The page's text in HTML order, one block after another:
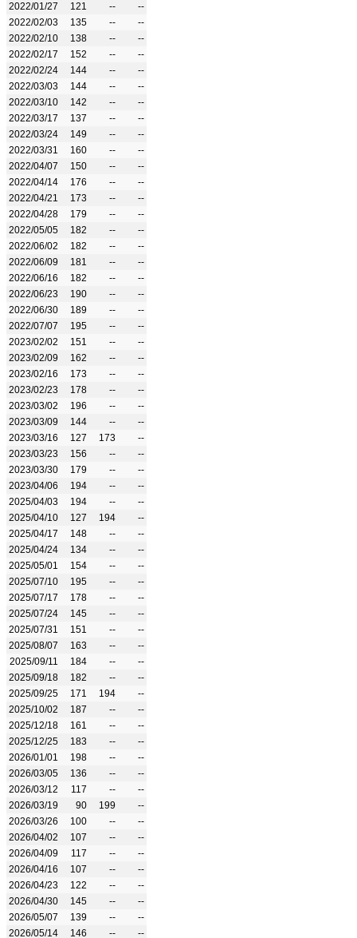
2022/01/27
121 --
--
2022/02/03
135 --
--
2022/02/10
138 --
--
2022/02/17
152 --
--
2022/02/24
144 --
--
2022/03/03
144 --
--
2022/03/10
142 --
--
2022/03/17
137 --
--
2022/03/24
149 --
--
2022/03/31
160 --
--
2022/04/07
150 --
--
2022/04/14
176 --
--
2022/04/21
173 --
--
2022/04/28
179 --
--
2022/05/05
182 --
--
2022/06/02
182 --
--
2022/06/09
181 --
--
2022/06/16
182 --
--
2022/06/23
190 --
--
2022/06/30
189 --
--
2022/07/07
195 --
--
2023/02/02
151 --
--
2023/02/09
162 --
--
2023/02/16
173 --
--
2023/02/23
178 --
--
2023/03/02
196 --
--
2023/03/09
144 --
--
2023/03/16
127 173
--
2023/03/23
156 --
--
2023/03/30
179 --
--
2023/04/06
194 --
--
2025/04/03
194 --
--
2025/04/10
127 194
--
2025/04/17
148 --
--
2025/04/24
134 --
--
2025/05/01
154 --
--
2025/07/10
195 --
--
2025/07/17
178 --
--
2025/07/24
145 --
--
2025/07/31
151 --
--
2025/08/07
163 --
--
2025/09/11
184 --
--
2025/09/18
182 --
--
2025/09/25
171 194
--
2025/10/02
187 --
--
2025/12/18
161 --
--
2025/12/25
183 --
--
2026/01/01
198 --
--
2026/03/05
136 --
--
2026/03/12
117 --
--
2026/03/19
90 199
--
2026/03/26
100 --
--
2026/04/02
107 --
--
2026/04/09
117 --
--
2026/04/16
107 --
--
2026/04/23
122 --
--
2026/04/30
145 --
--
2026/05/07
139 --
--
2026/05/14
146 -- --